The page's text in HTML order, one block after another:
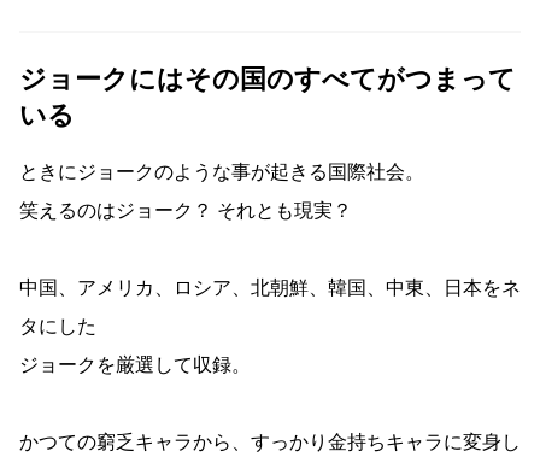
ジョークにはその国のすべてがつまって
いる
ときにジョークのような事が起きる国際社会。
笑えるのはジョーク？ それとも現実？
中国、アメリカ、ロシア、北朝鮮、韓国、中東、日本をネ
タにした
ジョークを厳選して収録。
かつての窮乏キャラから、すっかり金持ちキャラに変身し